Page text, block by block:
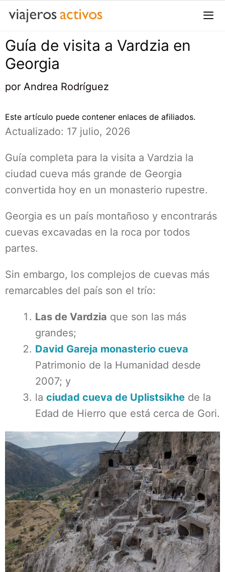
Saltar
contenido
Guía de visita a Vardzia en
Georgia
por Andrea Rodríguez
Este artículo puede contener enlaces de afiliados.
Actualizado: 17 julio, 2026
Guía completa para la visita a Vardzia la
ciudad cueva más grande de Georgia
convertida hoy en un monasterio rupestre.
Georgia es un país montañoso y encontrarás
cuevas excavadas en la roca por todos
partes.
Sin embargo, los complejos de cuevas más
remarcables del país son el trío:
Las de Vardzia que son las más
grandes;
David Gareja monasterio cueva
Patrimonio de la Humanidad desde
2007; y
la ciudad cueva de Uplistsikhe de la
Edad de Hierro que está cerca de Gori.